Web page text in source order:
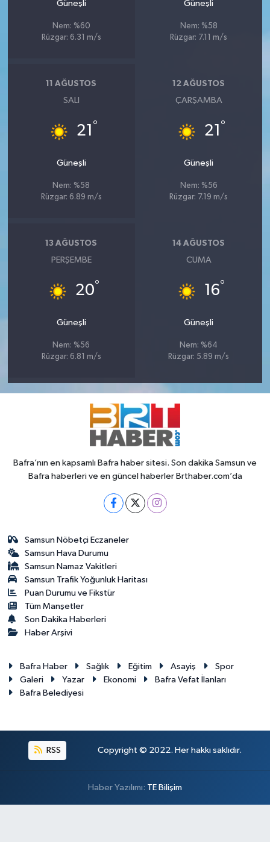
Güneşli
Nem: %60
Rüzgar: 6.31 m/s
Güneşli
Nem: %58
Rüzgar: 7.11 m/s
11 AĞUSTOS
SALI
21 °
Güneşli
Nem: %58
Rüzgar: 6.89 m/s
12 AĞUSTOS
ÇARŞAMBA
21 °
Güneşli
Nem: %56
Rüzgar: 7.19 m/s
13 AĞUSTOS
PERŞEMBE
20°
Güneşli
Nem: %56
Rüzgar: 6.81 m/s
14 AĞUSTOS
CUMA
16°
Güneşli
Nem: %64
Rüzgar: 5.89 m/s
Bafra’nın en kapsamlı Bafra haber sitesi. Son dakika Samsun ve
Bafra haberleri ve en güncel haberler Brthaber.com’da
Samsun Nöbetçi Eczaneler
Samsun Hava Durumu
Samsun Namaz Vakitleri
Samsun Trafik Yoğunluk Haritası
Puan Durumu ve Fikstür
Tüm Manşetler
Son Dakika Haberleri
Haber Arşivi
Bafra Haber Sağlık Eğitim Asayiş
Spor
Galeri
Yazar Ekonomi
Bafra Vefat İlanları
Bafra Belediyesi
RSS Copyright © 2022. Her hakkı saklıdır.
Haber Yazılımı: TE Bilişim